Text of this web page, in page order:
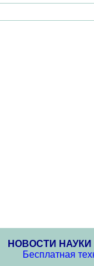
НОВОСТИ
Бесплатная